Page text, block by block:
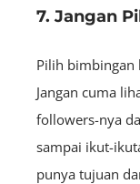
7. Jangan
Pilih bimbingan
Jangan cuma
followers-nya
sampai ikut-
punya tujuan